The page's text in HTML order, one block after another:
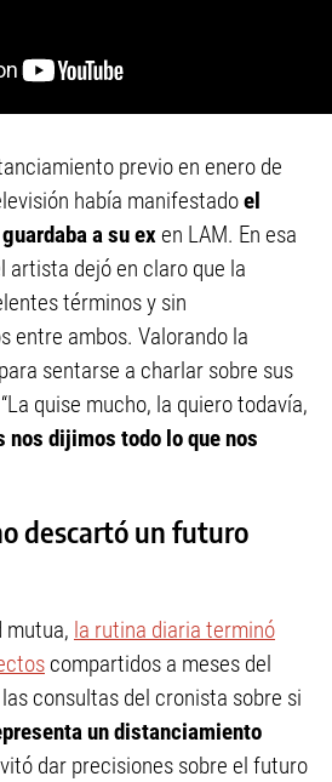
previo en enero de
había manifestadoel
a su exen LAM. En esa
artista dejó en claro que la
términos y sin
entre ambos. Valorando la
sentarse a charlar sobre sus
quise mucho, la quiero todavía,
nos dijimos todo lo que nos
descartó un futuro
mutua, la rutina diaria terminó
compartidos a meses del
consultas del cronista sobre si
un distanciamiento
dar precisiones sobre el futuro